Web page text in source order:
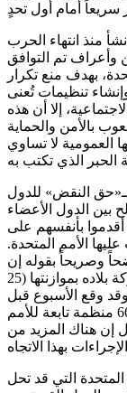
منذ انتهاء الحرب
وأعراف تم التوافق
بهدف منع تكرار
تنظيمات تُعنى
إلا أن هذه
بالأمن والحماية
العمومية لا تساوي
النقض» للدول
بين الدول الأعضاء
بأنفسهم على
الأمم المتحدة.
وصريحاً بقوله إن
منظمة الأمم المتحدة فاشلة ولا تعمل، ومشاركة بلاده بموازنتها (25
وقع الأسبوع قبل
الماضي أوامر إدارية بإلغاء مشاركة بلاده بـ66 منظمة تابعة للأمم
إن هناك المزيد من
المتحدة التي قد تحل